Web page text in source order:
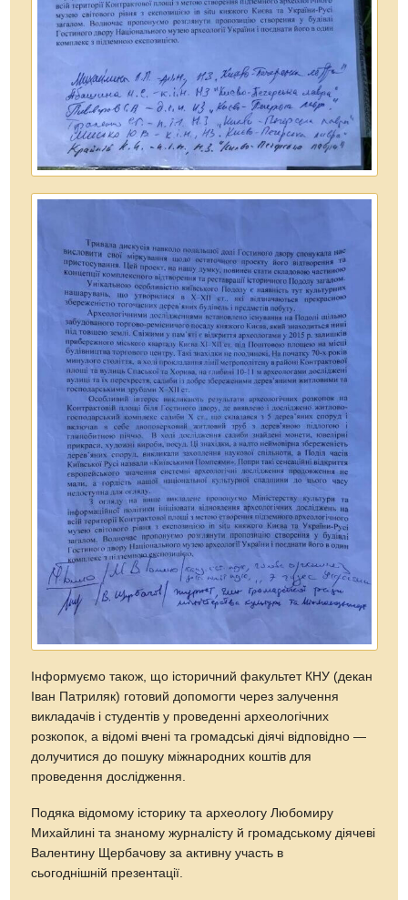
Інформуємо також, що історичний факультет КНУ (декан
Іван Патриляк) готовий допомогти через залучення
викладачів і студентів у проведенні археологічних
розкопок, а відомі вчені та громадські діячі відповідно —
долучитися до пошуку міжнародних коштів для
проведення дослідження.
Подяка відомому історику та археологу Любомиру
Михайлині та знаному журналісту й громадському діячеві
Валентину Щербачову за активну участь в
сьогоднішній презентації.